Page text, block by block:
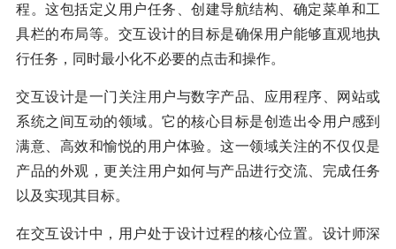
程。这包括定义用户任务、创建导航结构、确定菜单和工
具栏的布局等。交互设计的目标是确保用户能够直观地执
行任务，同时最小化不必要的点击和操作。
交互设计是一门关注用户与数字产品、应用程序、网站或
系统之间互动的领域。它的核心目标是创造出令用户感到
满意、高效和愉悦的用户体验。这一领域关注的不仅仅是
产品的外观，更关注用户如何与产品进行交流、完成任务
以及实现其目标。
在交互设计中，用户处于设计过程的核心位置。设计师深